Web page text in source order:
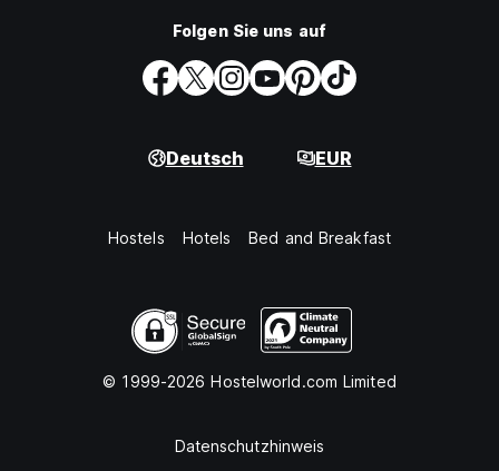
Folgen Sie uns auf
Deutsch EUR
Hostels Hotels Bed and Breakfast
© 1999-2026 Hostelworld.com Limited
Datenschutzhinweis